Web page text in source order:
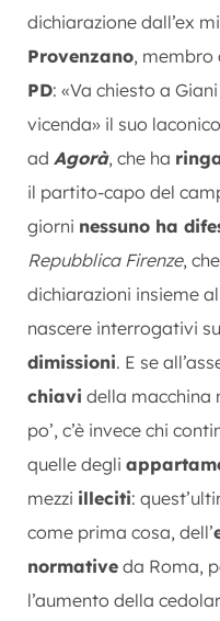
dichiarazione dall’ex
Provenzano, membro
PD: «Va chiesto a
vicenda» il suo
ad Agorà, che ha
il partito-capo del
giorni nessuno ha
Repubblica Firenze,
dichiarazioni insieme al
nascere interrogativi
dimissioni. E se
chiavi della macchina
po’, c’è invece chi
quelle degli
mezzi illeciti:
come prima cosa, dell’
normative da Roma,
l’aumento della